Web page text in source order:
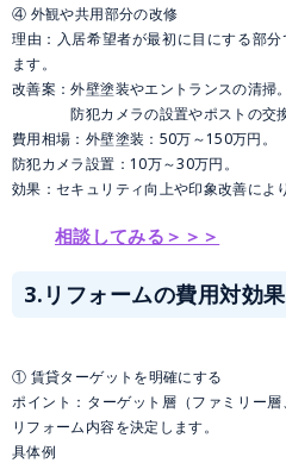
④ 外観や共用部分の改修
理由：入居希望者が最初に目にする部
ます。
改善案：外壁塗装やエントランスの清掃。
防犯カメラの設置やポストの交換
費用相場：外壁塗装：50万～150万円。
防犯カメラ設置：10万～30万円。
効果：セキュリティ向上や印象改善によ
相談してみる＞＞＞
3.リフォームの費用対効
① 賃貸ターゲットを明確にする
ポイント：ターゲット層（ファミリー
リフォーム内容を決定します。
具体例